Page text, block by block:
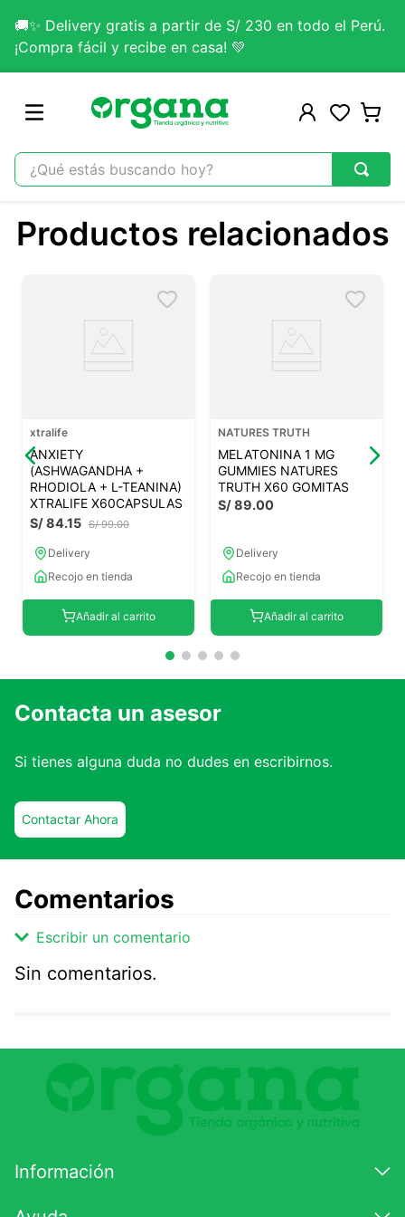
🚚✨ Delivery gratis a partir de S/ 230 en todo el Perú.
¡Compra fácil y recibe en casa! 💚
¿Qué estás buscando hoy?
1
omega 3
colageno
7.
proteina
8.
magnesio
9.
melena leon
10 . stevia
Productos relacionados
xtralife
ANXIETY
(ASHWAGANDHA +
RHODIOLA + L-TEANINA)
XTRALIFE X60CAPSULAS
S/ 99.00
S/84.15
Delivery
Recojo en tienda
Añadir al carrito
NATURES TRUTH
MELATONINA 1 MG
GUMMIES NATURES
TRUTH X60 GOMITAS
S/89.00
Delivery
Recojo en tienda
Añadir al carrito
Contacta un asesor
Si tienes alguna duda no dudes en escribirnos.
Contactar Ahora
Comentarios
Escribir un comentario
Comentario
Califique el producto de 1 a 5 estrellas
Su nombre
Sin comentarios.
Información